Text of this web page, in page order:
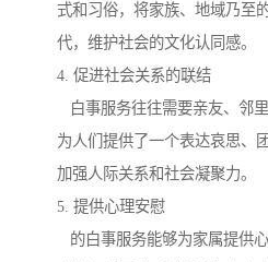
式和习俗，将家族、地域乃至
代，维护社会的文化认同感。
4. 促进社会关系的联结
白事服务往往需要亲友、邻
为人们提供了一个表达哀思、
加强人际关系和社会凝聚力。
5. 提供心理安慰
的白事服务能够为家属提供